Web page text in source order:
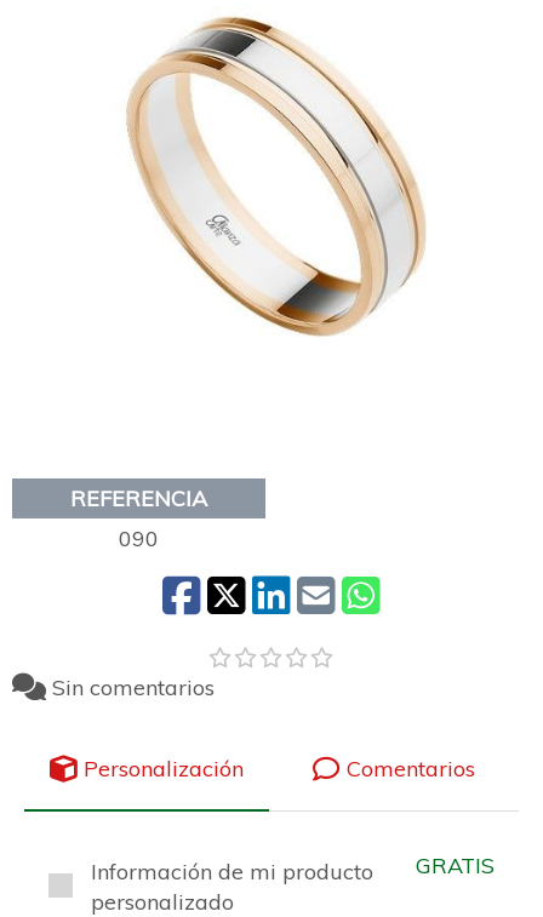
REFERENCIA
090
Sin comentarios
Personalización Comentarios
Información de mi producto
personalizado
GRATIS